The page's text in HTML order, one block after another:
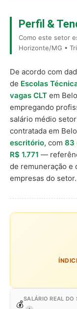
Perfil &
Como este setor
Horizonte/MG •
De acordo com
de Escolas
vagas CLT em
empregando
salário médio
contratada em
escritório, com 83
R$ 1.771 —
de remuneração e
empresas do setor.
💰
SALÁRIO REAL DO